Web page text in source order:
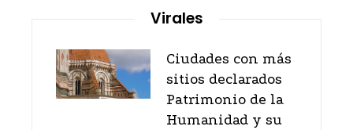
Virales
Ciudades con más
sitios declarados
Patrimonio de la
Humanidad y su